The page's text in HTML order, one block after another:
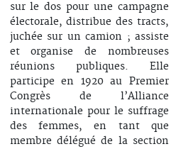
sur le dos pour une campagne
électorale, distribue des tracts,
juchée sur un camion ; assiste
et organise de nombreuses
réunions publiques. Elle
participe en 1920 au Premier
Congrès de l’Alliance
internationale pour le suffrage
des femmes, en tant que
membre délégué de la section